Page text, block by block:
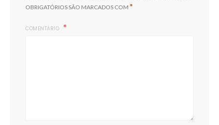
OBRIGATÓRIOS SÃO MARCADOS COM *
COMENTÁRIO